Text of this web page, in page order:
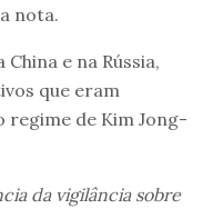
nota.
e na Rússia,
que eram
de Kim Jong-
da vigilância sobre